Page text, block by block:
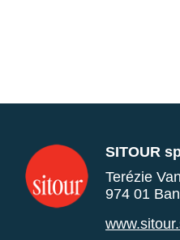
SITOUR
Terézie
974 01